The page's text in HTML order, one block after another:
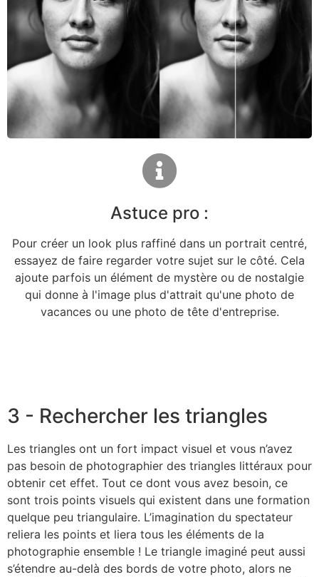
Astuce pro :
Pour créer un look plus raffiné dans un portrait centré,
essayez de faire regarder votre sujet sur le côté. Cela
ajoute parfois un élément de mystère ou de nostalgie
qui donne à l'image plus d'attrait qu'une photo de
vacances ou une photo de tête d'entreprise.
3 - Rechercher les triangles
Les triangles ont un fort impact visuel et vous n’avez
pas besoin de photographier des triangles littéraux pour
obtenir cet effet. Tout ce dont vous avez besoin, ce
sont trois points visuels qui existent dans une formation
quelque peu triangulaire. L’imagination du spectateur
reliera les points et liera tous les éléments de la
photographie ensemble ! Le triangle imaginé peut aussi
s’étendre au-delà des bords de votre photo, alors ne